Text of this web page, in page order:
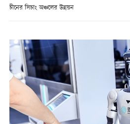
চীনের সিচাং অঞ্চলের উন্নয়ন